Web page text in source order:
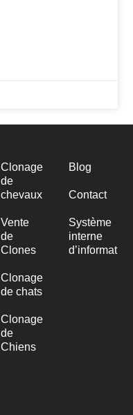
Clonage
de
chevaux
Vente
de
Clones
Clonage
de chats
Clonage
de
Chiens
Blog
Contact
Système
interne
d’information